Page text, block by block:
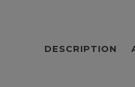
DESCRIPTION